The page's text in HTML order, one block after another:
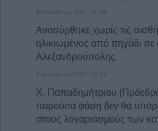
8 Αυγούστου 2026, 22:58
Ανασύρθηκε χωρίς τις
ηλικιωμένος από πηγάδι σε
Αλεξανδρούπολης
8 Αυγούστου 2026, 21:54
Χ. Παπαδημήτριου
παρούσα φάση δεν θα
στους λογαριασμούς των